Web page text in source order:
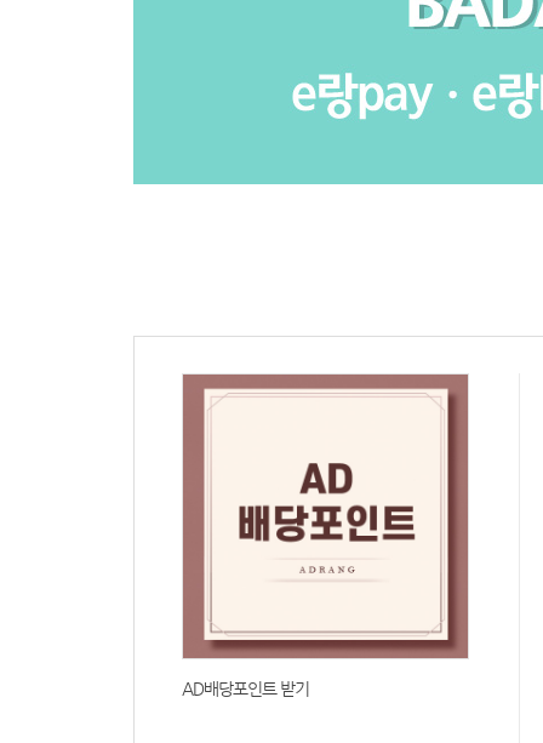
AD배당포인트 받기